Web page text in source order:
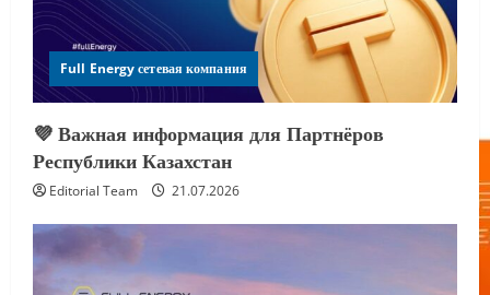
Full Energy сетевая компания
💜 Важная информация для Партнёров
Республики Казахстан
Editorial Team 21.07.2026